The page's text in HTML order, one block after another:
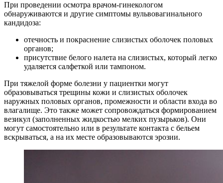
При проведении осмотра врачом-гинекологом
обнаруживаются и другие симптомы вульвовагинального
кандидоза:
отечность и покраснение слизистых оболочек половых
органов;
присутствие белого налета на слизистых, который легко
удаляется салфеткой или тампоном.
При тяжелой форме болезни у пациентки могут
образовываться трещины кожи и слизистых оболочек
наружных половых органов, промежности и области входа во
влагалище. Это также может сопровождаться формированием
везикул (заполненных жидкостью мелких пузырьков). Они
могут самостоятельно или в результате контакта с бельем
вскрываться, а на их месте образовываются эрозии.